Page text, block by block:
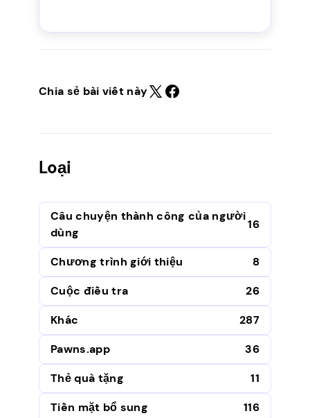
Chia sẻ bài viết này
Loại
Câu chuyện thành công của người
dùng
16
Chương trình giới thiệu
8
Cuộc điều tra
26
Khác
287
Pawns.app
36
Thẻ quà tặng
11
Tiền mặt bổ sung
116